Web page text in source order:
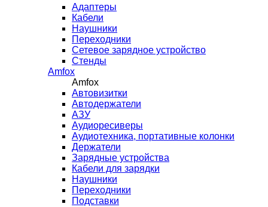
Адаптеры
Кабели
Наушники
Переходники
Сетевое зарядное устройство
Стенды
Amfox
Amfox
Автовизитки
Автодержатели
АЗУ
Аудиоресиверы
Аудиотехника, портативные колонки
Держатели
Зарядные устройства
Кабели для зарядки
Наушники
Переходники
Подставки